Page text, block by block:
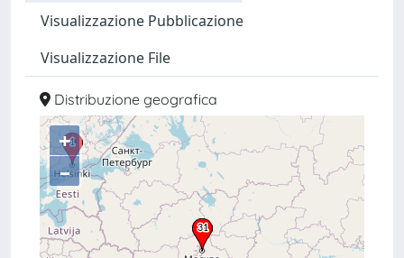
Visualizzazione Pubblicazione
Visualizzazione File
Distribuzione geografica
+
–